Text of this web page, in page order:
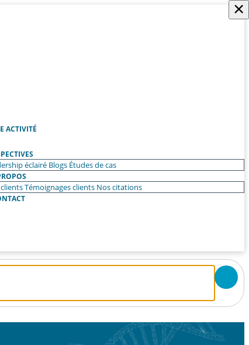
ACTIVITÉ
éclairé Blogs Études de cas
Témoignages clients Nos citations
×